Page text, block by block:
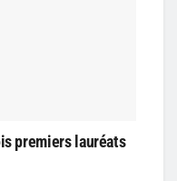
premiers lauréats